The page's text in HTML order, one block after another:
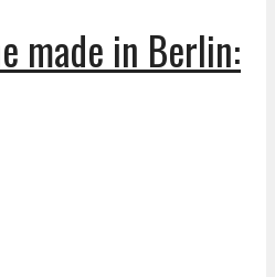
made in Berlin: